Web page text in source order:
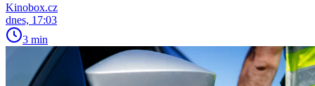
Kinobox.cz
dnes, 17:03
3 min